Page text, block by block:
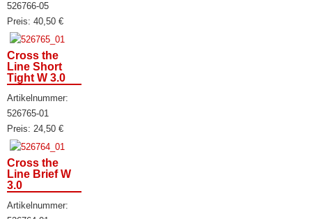
526766-05
Preis: 40,50 €
Cross the
Line Short
Tight W 3.0
Artikelnummer:
526765-01
Preis: 24,50 €
Cross the
Line Brief W
3.0
Artikelnummer: